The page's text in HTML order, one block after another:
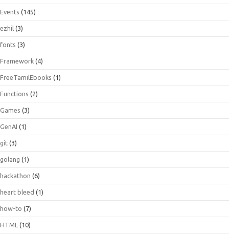
Events (145)
ezhil (3)
fonts (3)
Framework (4)
FreeTamilEbooks (1)
Functions (2)
Games (3)
GenAI (1)
git (3)
golang (1)
hackathon (6)
heart bleed (1)
how-to (7)
HTML (10)